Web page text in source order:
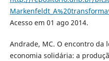
Acesso em 01 ago 2014.
Andrade, MC. O encontro da
economia solidária: a